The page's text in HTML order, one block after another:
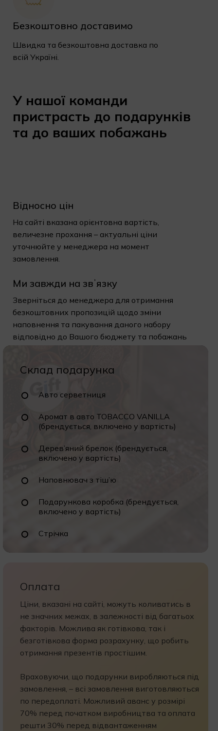
Безкоштовно доставимо
Швидка та безкоштовна доставка по
всій Україні.
У нашої команди
пристрасть до подарунків
та до ваших побажань
Відносно цін
На сайті вказана орієнтовна вартість,
величезне прохання – актуальні ціни
уточнюйте у менеджера на момент
замовлення.
Ми завжди на звʼязку
Зверніться до менеджера для отримання
безкоштовних пропозицій щодо зміни
наповнення та пакування даного набору
відповідно до Вашого бюджету та побажань
Склад подарунка
Авто серветниця
Аромат в авто TOBACCO VANILLA
(брендується, включено у вартість)
Дерев’яний брелок (брендується,
включено у вартість)
Наповнювач з тіш’ю
Подарункова коробка (брендується,
включено у вартість)
Стрічка
Оплата
Ціни, вказані на сайті, можуть коливатись в
не значних межах, в залежності від багатьох
факторів. Можлива як готівкова, так і
безготівкова форма розрахунку, що робить
отримання презентів простішим.
Враховуючи, що подарунки виробляються під
замовлення, – всі замовлення виготовляються
по передоплаті. Можливий аванс у розмірі
70% перед початком виробництва та оплата
решти 30% перед відвантаженням